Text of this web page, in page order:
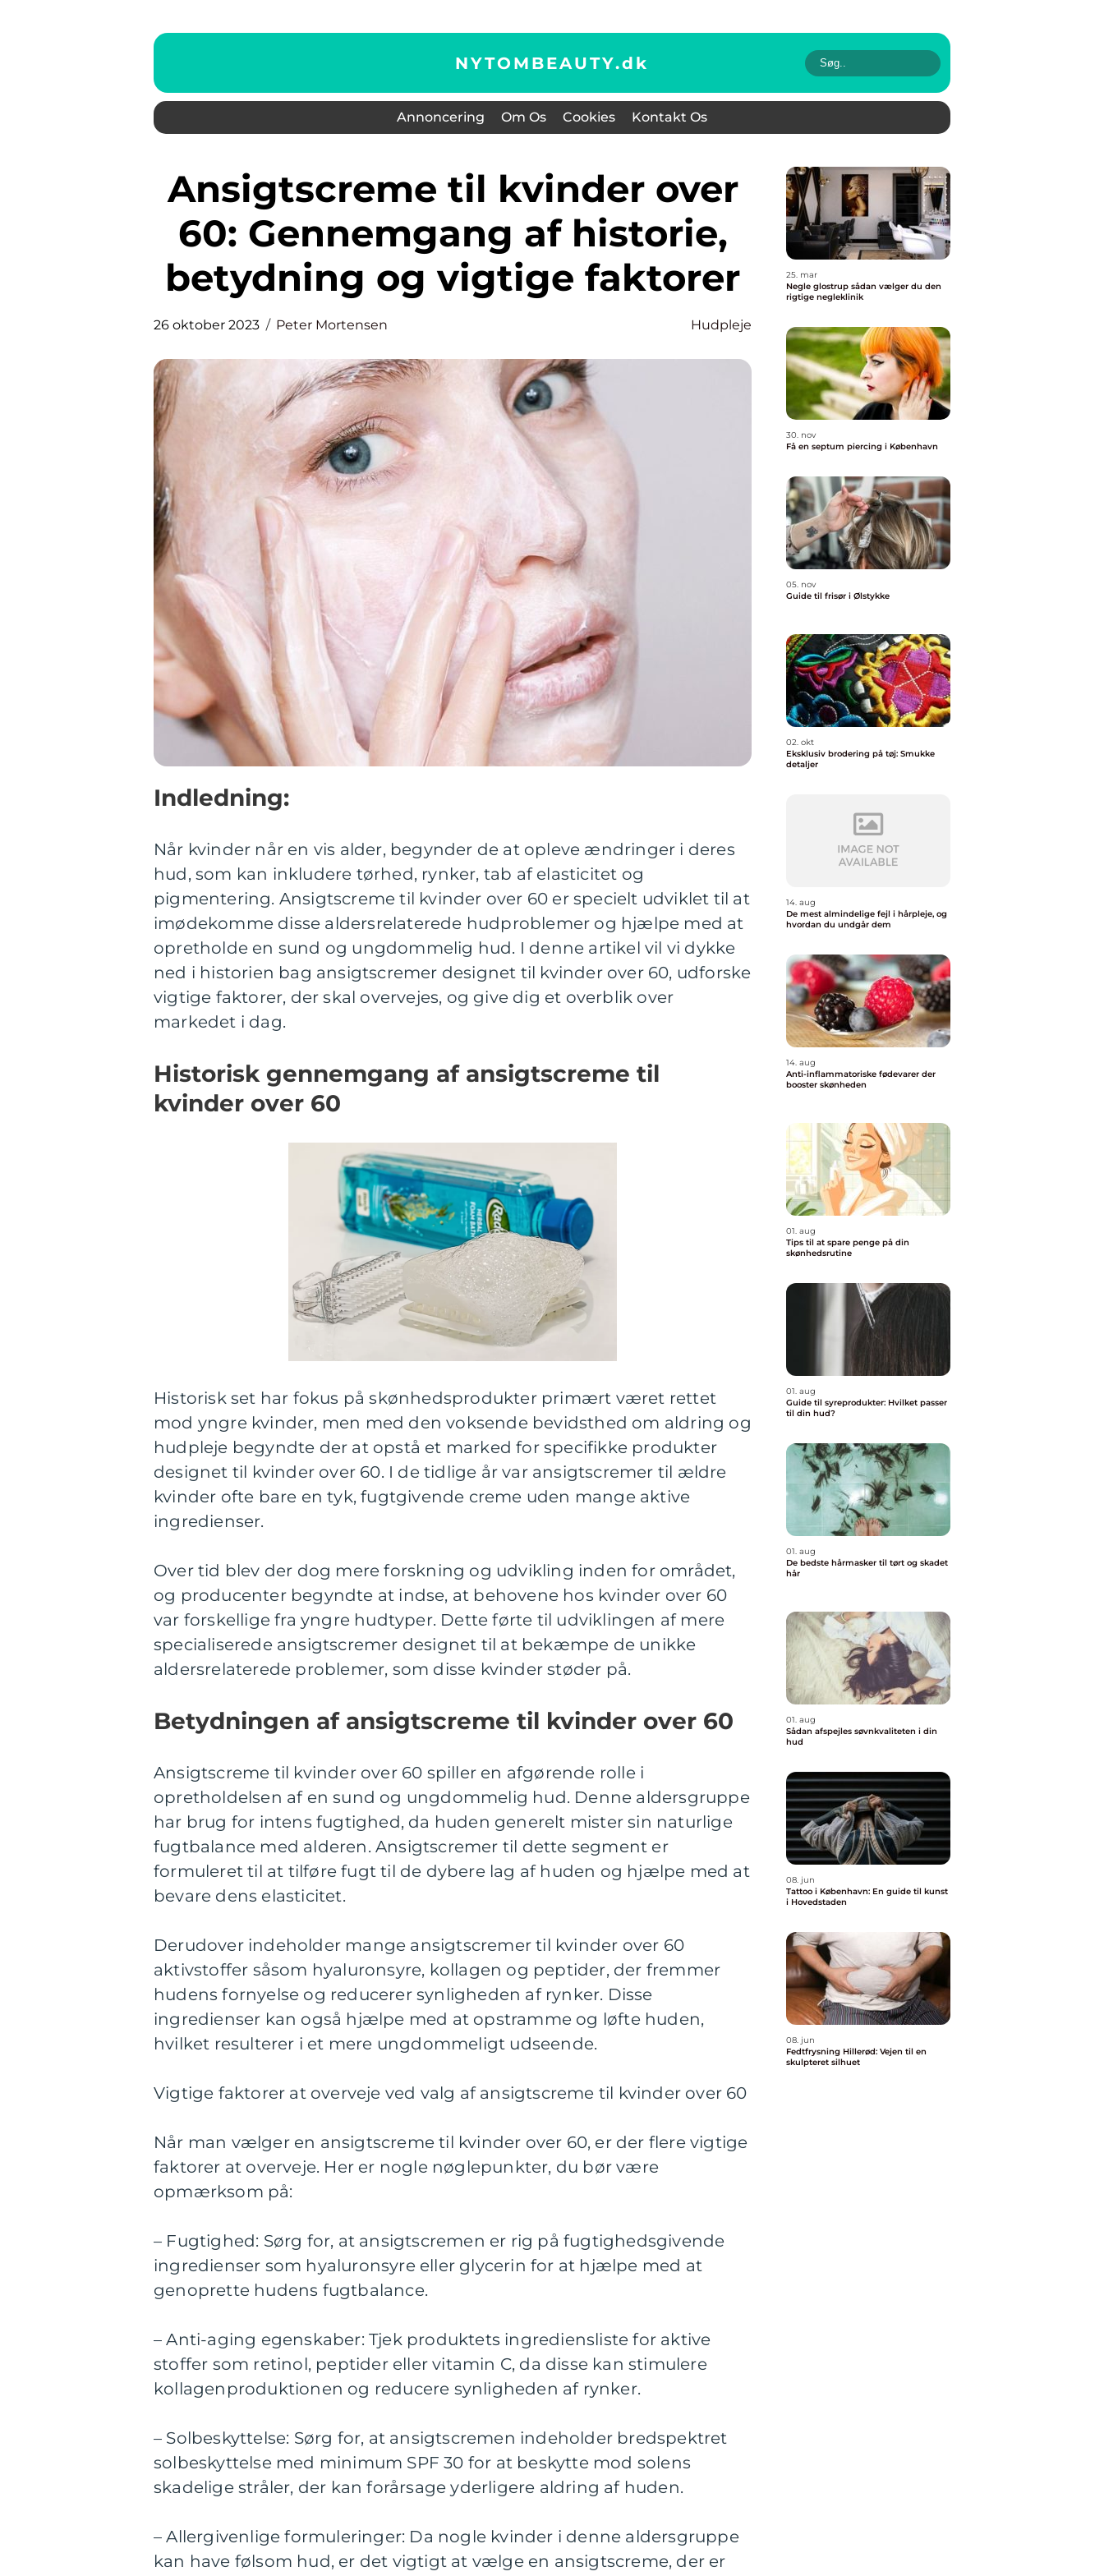
NYTOMBEAUTY.dk
Annoncering Om Os Cookies Kontakt Os
Ansigtscreme til kvinder over
60: Gennemgang af historie,
betydning og vigtige faktorer
26 oktober 2023 Peter Mortensen Hudpleje
Indledning:
Når kvinder når en vis alder, begynder de at opleve ændringer i deres
hud, som kan inkludere tørhed, rynker, tab af elasticitet og
pigmentering. Ansigtscreme til kvinder over 60 er specielt udviklet til at
imødekomme disse aldersrelaterede hudproblemer og hjælpe med at
opretholde en sund og ungdommelig hud. I denne artikel vil vi dykke
ned i historien bag ansigtscremer designet til kvinder over 60, udforske
vigtige faktorer, der skal overvejes, og give dig et overblik over
markedet i dag.
Historisk gennemgang af ansigtscreme til
kvinder over 60
Historisk set har fokus på skønhedsprodukter primært været rettet
mod yngre kvinder, men med den voksende bevidsthed om aldring og
hudpleje begyndte der at opstå et marked for specifikke produkter
designet til kvinder over 60. I de tidlige år var ansigtscremer til ældre
kvinder ofte bare en tyk, fugtgivende creme uden mange aktive
ingredienser.
Over tid blev der dog mere forskning og udvikling inden for området,
og producenter begyndte at indse, at behovene hos kvinder over 60
var forskellige fra yngre hudtyper. Dette førte til udviklingen af mere
specialiserede ansigtscremer designet til at bekæmpe de unikke
aldersrelaterede problemer, som disse kvinder støder på.
Betydningen af ansigtscreme til kvinder over 60
Ansigtscreme til kvinder over 60 spiller en afgørende rolle i
opretholdelsen af en sund og ungdommelig hud. Denne aldersgruppe
har brug for intens fugtighed, da huden generelt mister sin naturlige
fugtbalance med alderen. Ansigtscremer til dette segment er
formuleret til at tilføre fugt til de dybere lag af huden og hjælpe med at
bevare dens elasticitet.
Derudover indeholder mange ansigtscremer til kvinder over 60
aktivstoffer såsom hyaluronsyre, kollagen og peptider, der fremmer
hudens fornyelse og reducerer synligheden af rynker. Disse
ingredienser kan også hjælpe med at opstramme og løfte huden,
hvilket resulterer i et mere ungdommeligt udseende.
Vigtige faktorer at overveje ved valg af ansigtscreme til kvinder over 60
Når man vælger en ansigtscreme til kvinder over 60, er der flere vigtige
faktorer at overveje. Her er nogle nøglepunkter, du bør være
opmærksom på:
– Fugtighed: Sørg for, at ansigtscremen er rig på fugtighedsgivende
ingredienser som hyaluronsyre eller glycerin for at hjælpe med at
genoprette hudens fugtbalance.
– Anti-aging egenskaber: Tjek produktets ingrediensliste for aktive
stoffer som retinol, peptider eller vitamin C, da disse kan stimulere
kollagenproduktionen og reducere synligheden af rynker.
– Solbeskyttelse: Sørg for, at ansigtscremen indeholder bredspektret
solbeskyttelse med minimum SPF 30 for at beskytte mod solens
skadelige stråler, der kan forårsage yderligere aldring af huden.
– Allergivenlige formuleringer: Da nogle kvinder i denne aldersgruppe
kan have følsom hud, er det vigtigt at vælge en ansigtscreme, der er
25. mar
Negle glostrup sådan vælger du den
rigtige negleklinik
30. nov
Få en septum piercing i København
05. nov
Guide til frisør i Ølstykke
02. okt
Eksklusiv brodering på tøj: Smukke
detaljer
14. aug
De mest almindelige fejl i hårpleje, og
hvordan du undgår dem
14. aug
Anti-inflammatoriske fødevarer der
booster skønheden
01. aug
Tips til at spare penge på din
skønhedsrutine
01. aug
Guide til syreprodukter: Hvilket passer
til din hud?
01. aug
De bedste hårmasker til tørt og skadet
hår
01. aug
Sådan afspejles søvnkvaliteten i din
hud
08. jun
Tattoo i København: En guide til kunst
i Hovedstaden
08. jun
Fedtfrysning Hillerød: Vejen til en
skulpteret silhuet